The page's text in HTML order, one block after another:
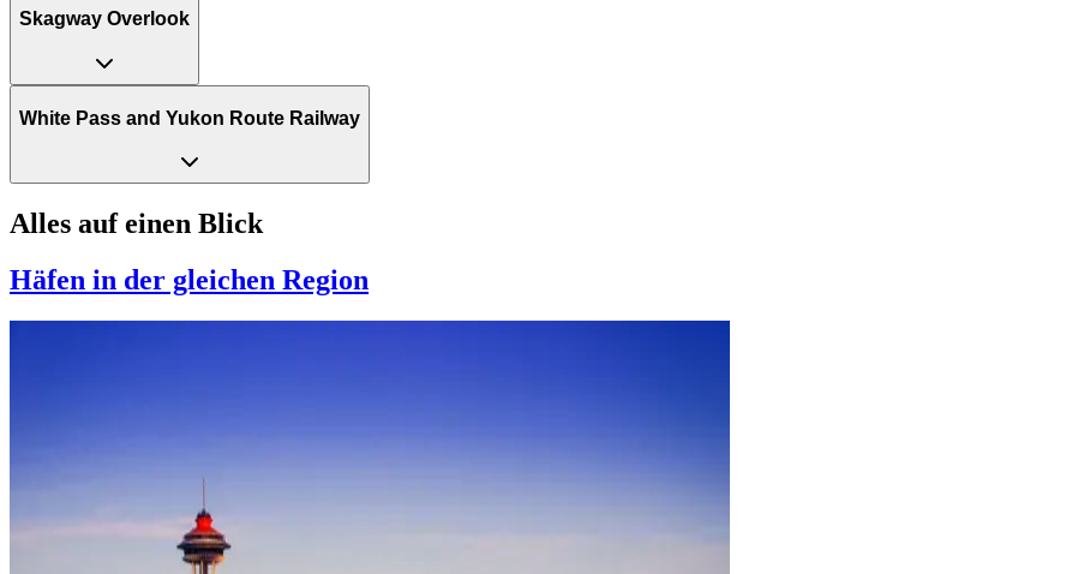
Skagway Overlook
White Pass and Yukon Route Railway
Alles auf einen Blick
Häfen in der gleichen Region